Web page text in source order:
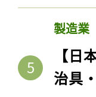
製造業
【
治具